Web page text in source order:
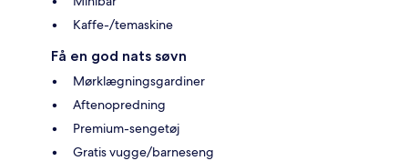
Kaffe-/temaskine
Få en god nats søvn
Mørklægningsgardiner
Aftenopredning
Premium-sengetøj
Gratis vugge/barneseng